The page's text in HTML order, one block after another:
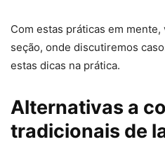
Com estas práticas em
seção, onde discutiremos
estas dicas na prática.
Alternativas a
tradicionais de